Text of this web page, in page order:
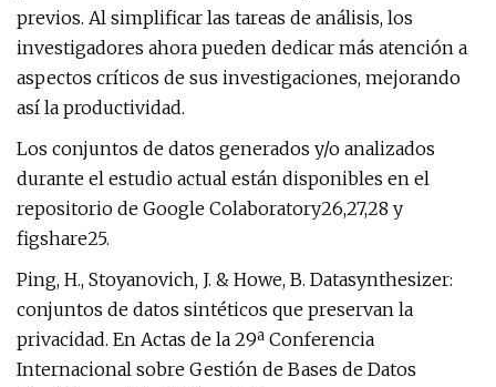
previos. Al simplificar las tareas de análisis, los
investigadores ahora pueden dedicar más atención a
aspectos críticos de sus investigaciones, mejorando
así la productividad.
Los conjuntos de datos generados y/o analizados
durante el estudio actual están disponibles en el
repositorio de Google Colaboratory26,27,28 y
figshare25.
Ping, H., Stoyanovich, J. & Howe, B. Datasynthesizer:
conjuntos de datos sintéticos que preservan la
privacidad. En Actas de la 29ª Conferencia
Internacional sobre Gestión de Bases de Datos